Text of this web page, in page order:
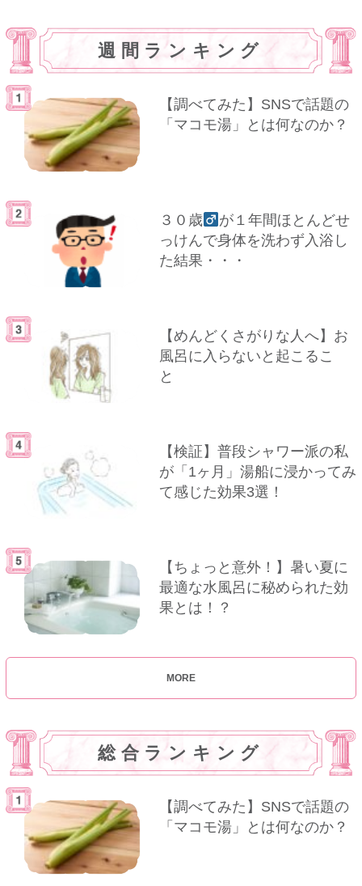
週間ランキング
【調べてみた】SNSで話題の
「マコモ湯」とは何なのか？
３０歳
が１年間ほとんどせ
っけんで身体を洗わず入浴し
た結果・・・
【めんどくさがりな人へ】お
風呂に入らないと起こるこ
と
【検証】普段シャワー派の私
が「1ヶ月」湯船に浸かってみ
て感じた効果3選！
【ちょっと意外！】暑い夏に
最適な水風呂に秘められた効
果とは！？
MORE
総合ランキング
【調べてみた】SNSで話題の
「マコモ湯」とは何なのか？